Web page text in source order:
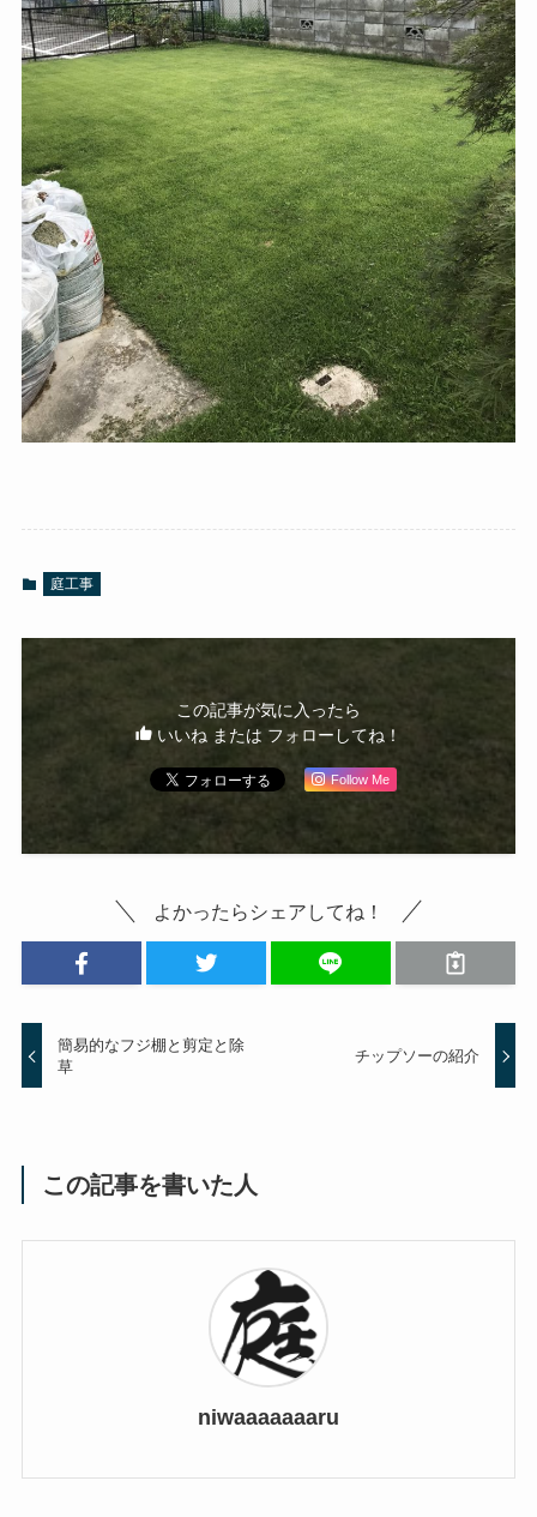
庭工事
この記事が気に入ったら
いいね または フォローしてね！
Follow Me
よかったらシェアしてね！
簡易的なフジ棚と剪定と除
草
チップソーの紹介
この記事を書いた人
niwaaaaaaaru